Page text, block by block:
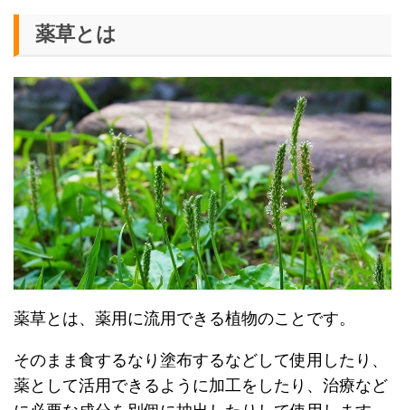
薬草とは
薬草とは、薬用に流用できる植物のことです。
そのまま食するなり塗布するなどして使用したり、
薬として活用できるように加工をしたり、治療など